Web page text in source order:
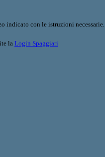
indicato con le istruzioni necessarie.
la Login Spaggiari